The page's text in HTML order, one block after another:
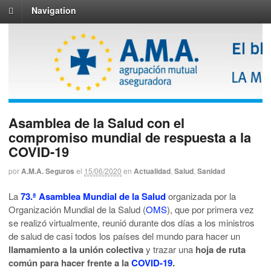
Navigation
Asamblea de la Salud con el
compromiso mundial de respuesta a la
COVID-19
porA.M.A. Seguros el 15/06/2020 en Actualidad Salud Sanidad
La73.ª Asamblea Mundial de la Saludorganizada por la
Organización Mundial de la Salud (OMS), que por primera vez
se realizó virtualmente, reunió durante dos días a los ministros
de salud de casi todos los países del mundo para hacer un
llamamiento a la unión colectivay trazar una hoja de ruta
común para hacer frente a laCOVID-19.